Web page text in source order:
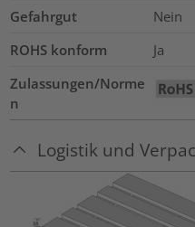
Gefahrgut
Nein
ROHS konform
Ja
Zulassungen/Norme
n
Logistik und